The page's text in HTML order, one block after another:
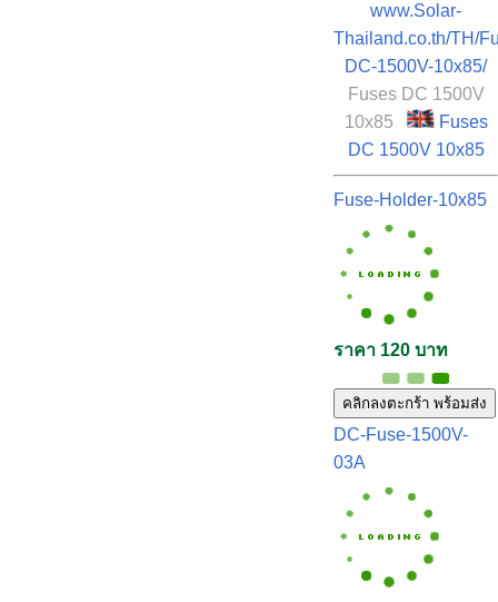
www.Solar-
Thailand.co.th/TH/
DC-1500V-10x85/
Fuses DC 1500V
10x85
Fuses
DC 1500V 10x85
Fuse-Holder-10x85
ราคา 120 บาท
คลิกลงตะกร้า พร้อมส่ง
DC-Fuse-1500V-
03A